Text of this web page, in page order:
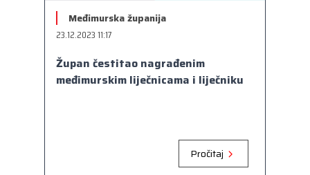
Međimurska županija
23.12.2023 11:17
Župan čestitao nagrađenim
međimurskim liječnicama i liječniku
Pročitaj